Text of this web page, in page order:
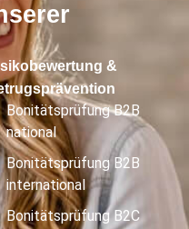
&
Bonitätsprüfung B2B
national
Bonitätsprüfung B2B
international
Bonitätsprüfung B2C